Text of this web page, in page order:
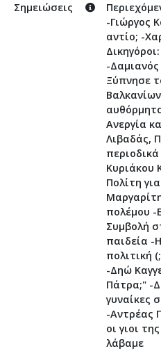
Σημειώσεις
-Γιώργος
αντίο; -
-
Ξύπνησε
Ανεργία
Λιβαδάς,
Κυριάκου
Πολίτη
πολέμου -
Συμβολή
παιδεία -
πολιτική
-Δηώ
Πάτρα;" -
γυναίκες
-Αντρέας
οι γιοι
λάβαμε